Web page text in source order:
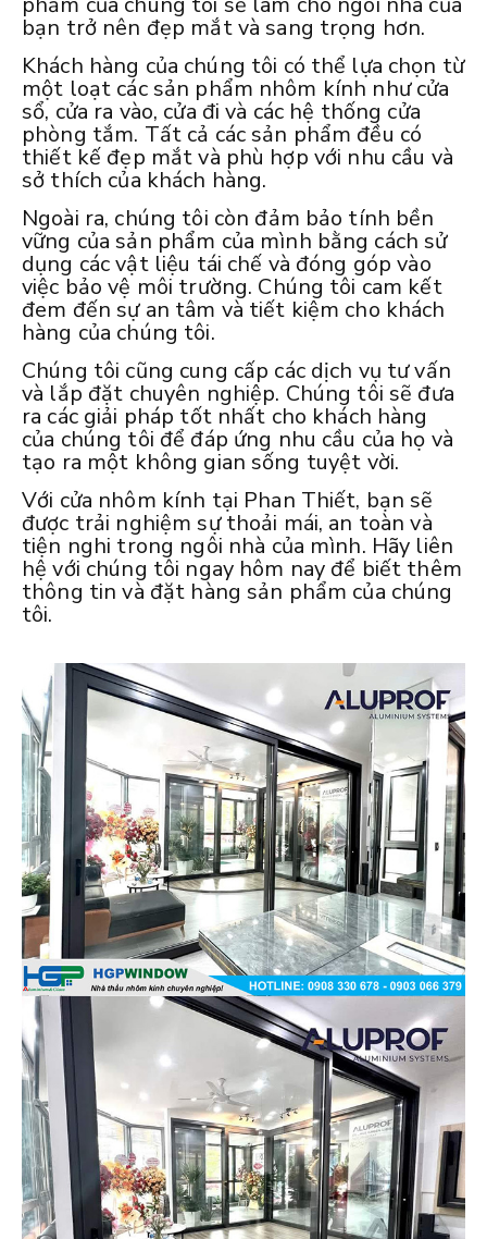
bạn trở nên đẹp mắt và sang trọng hơn.
Khách hàng của chúng tôi có thể lựa chọn từ
một loạt các sản phẩm nhôm kính như cửa
sổ, cửa ra vào, cửa đi và các hệ thống cửa
phòng tắm. Tất cả các sản phẩm đều có
thiết kế đẹp mắt và phù hợp với nhu cầu và
sở thích của khách hàng.
Ngoài ra, chúng tôi còn đảm bảo tính bền
vững của sản phẩm của mình bằng cách sử
dụng các vật liệu tái chế và đóng góp vào
việc bảo vệ môi trường. Chúng tôi cam kết
đem đến sự an tâm và tiết kiệm cho khách
hàng của chúng tôi.
Chúng tôi cũng cung cấp các dịch vụ tư vấn
và lắp đặt chuyên nghiệp. Chúng tôi sẽ đưa
ra các giải pháp tốt nhất cho khách hàng
của chúng tôi để đáp ứng nhu cầu của họ và
tạo ra một không gian sống tuyệt vời.
Với cửa nhôm kính tại Phan Thiết, bạn sẽ
được trải nghiệm sự thoải mái, an toàn và
tiện nghi trong ngôi nhà của mình. Hãy liên
hệ với chúng tôi ngay hôm nay để biết thêm
thông tin và đặt hàng sản phẩm của chúng
tôi.